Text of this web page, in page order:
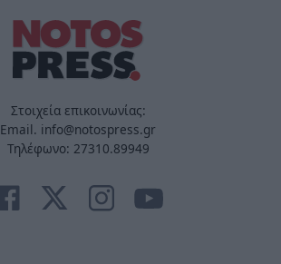
Στοιχεία επικοινωνίας:
Email. info@notospress.gr
Τηλέφωνο: 27310.89949